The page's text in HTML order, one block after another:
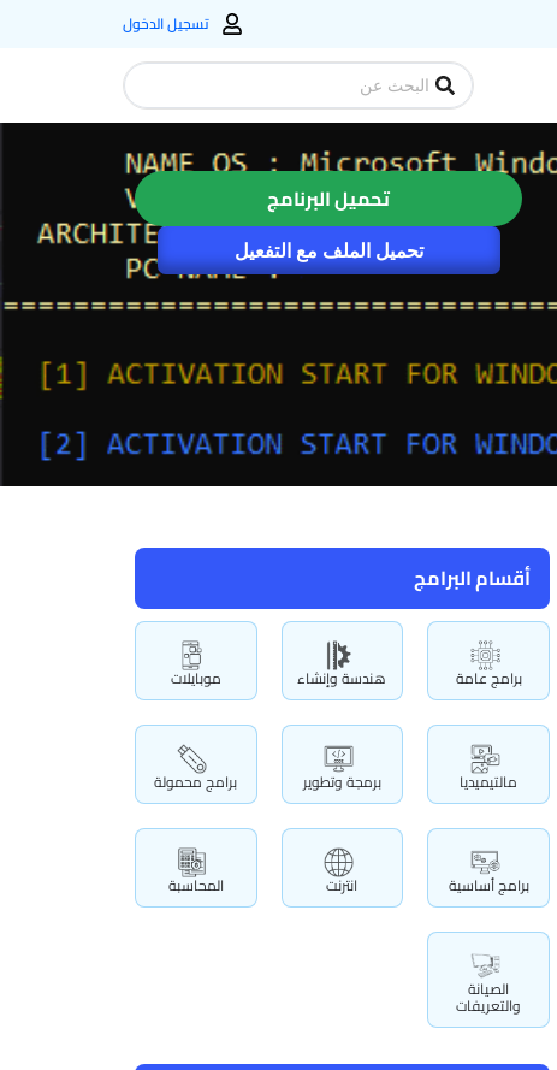
تسجيل الدخول
Search
...
تحميل البرنامج
تحميل الملف مع التفعيل
أقسام البرامج
برامج عامة هندسة وإنشاء موبايلات
مالتيميديا برمجة وتطوير برامج محمولة
برامج أساسية انترنت المحاسبة
الصيانة
والتعريفات